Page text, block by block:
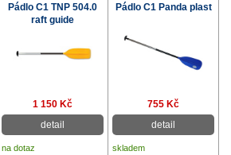
Pádlo C1 TNP 504.0
raft guide
Pádlo C1 Panda plast
1 150 Kč
detail
755 Kč
detail
na dotaz skladem